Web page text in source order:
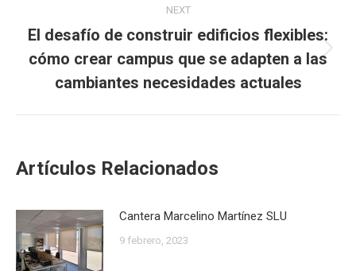
NEXT
Next
post:
El desafío de construir edificios flexibles:
cómo crear campus que se adapten a las
cambiantes necesidades actuales
Artículos Relacionados
Cantera Marcelino Martínez SLU
9 febrero, 2023